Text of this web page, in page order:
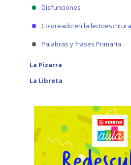
Disfunciones
Coloreado en la
Palabras y frases Primaria
La Pizarra
La Libreta